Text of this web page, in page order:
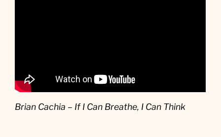
Brian Cachia – If I Can Breathe, I Can Think